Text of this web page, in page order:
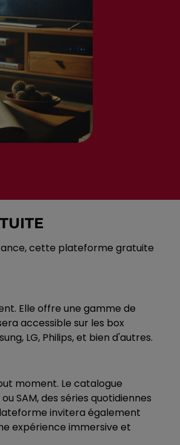
cette plateforme gratuite
Elle offre une gamme de
accessible sur les box
LG, Philips, et bien d'autres.
moment. Le catalogue
SAM, des séries quotidiennes
invitera également
expérience immersive et